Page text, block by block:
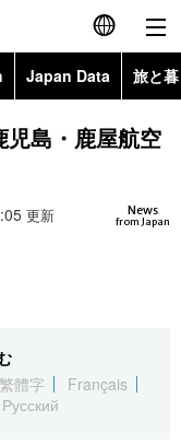
English
简体字
Русский
Japan Data 旅と
Topics
島・鹿屋航空
News
from Japan
更新
繁體字
Français
Русский